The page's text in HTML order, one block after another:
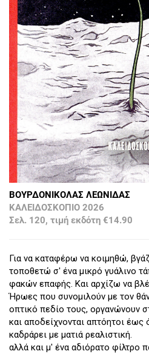
ΒΟΥΡΔΟΝΙΚΟΛΑΣ ΛΕΩΝΙΔΑΣ
ΚΑΛΕΙΔΟΣΚΟΠΙΟ 2026
Σελ. 120, τιμή εκδότη €14.90
Για να καταφέρω να κοιμηθώ,
τοποθετώ σ' ένα μικρό γυάλινο
φακών επαφής. Και αρχίζω να
Ήρωες που συνομιλούν με τον
οπτικό πεδίο τους, οργανώνουν
και αποδείχνονται απτόητοι
καδράρει με ματιά ρεαλιστική.
αλλά και μ' ένα αδιόρατο φίλτρο